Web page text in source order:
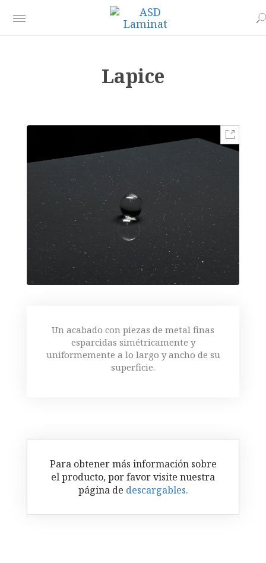
Lapice
Un acabado con piezas de metal finas
esparcidas simétricamente y
uniformemente a lo largo y ancho de su
superficie.
Para obtener más información sobre
el producto, por favor visite nuestra
página de descargables.